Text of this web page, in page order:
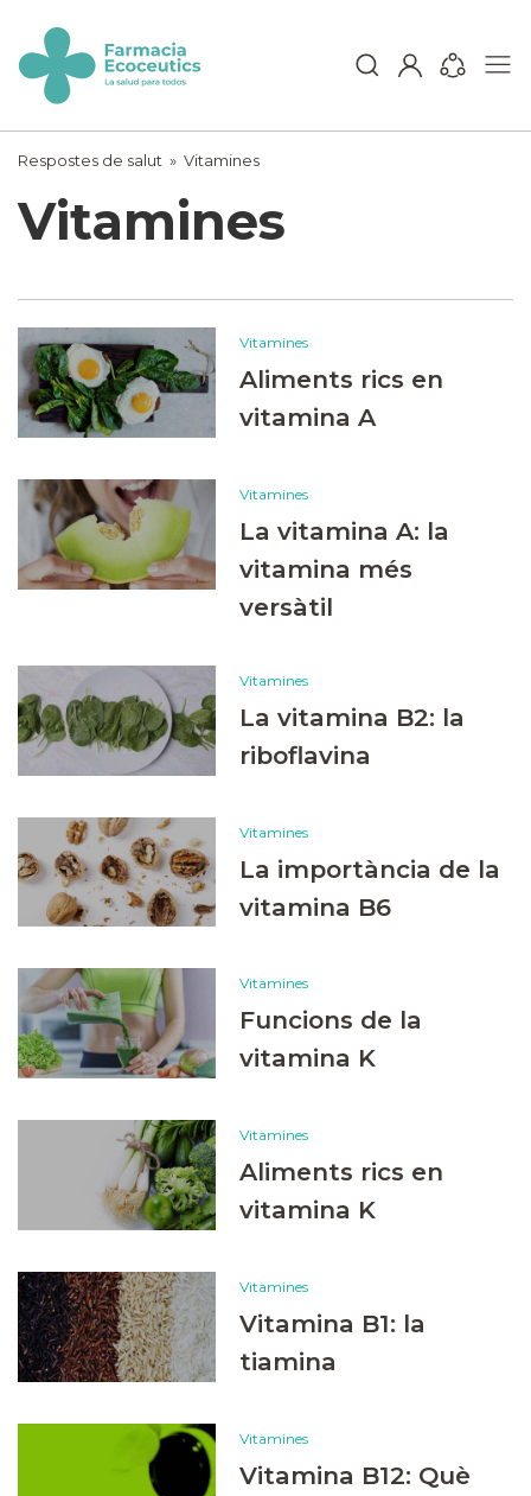
content
ecoceutics
Respostes de salut » Vitamines
Vitamines
Vitamines
Aliments rics en
vitamina A
Vitamines
La vitamina A: la
vitamina més
versàtil
Vitamines
La vitamina B2: la
riboflavina
Vitamines
La importància de la
vitamina B6
Vitamines
Funcions de la
vitamina K
Vitamines
Aliments rics en
vitamina K
Vitamines
Vitamina B1: la
tiamina
Vitamines
Vitamina B12: Què